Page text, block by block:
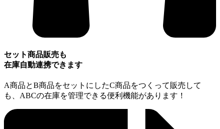
セット商品販売も
在庫自動連携できます
A商品とB商品をセットにしたC商品をつくって販売して
も、ABCの在庫を管理できる便利機能があります！